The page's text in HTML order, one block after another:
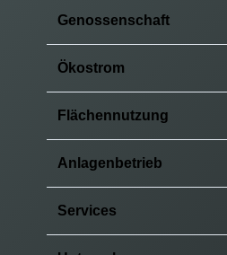
Genossenschaft
Ökostrom
Flächennutzung
Anlagenbetrieb
Services